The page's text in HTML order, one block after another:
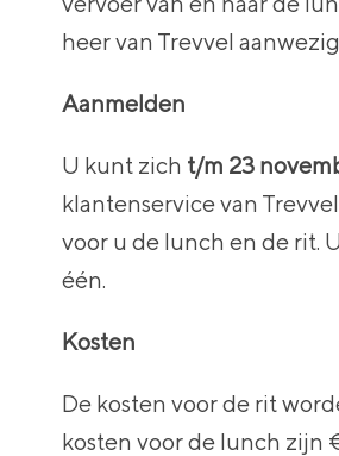
heer van Trevvel
Aanmelden
U kunt zich t/m 23
klantenservice van
voor u de lunch en de rit.
één.
Kosten
De kosten voor de rit
kosten voor de lunch zijn